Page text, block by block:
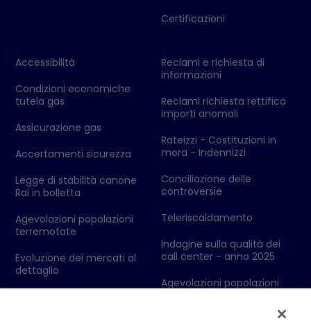
Certificazioni
Accessibilità
Condizioni economiche
tutela gas
Assicurazione gas
Accertamenti sicurezza
Legge di stabilità canone
Rai in bolletta
Agevolazioni popolazioni
terremotate
Evoluzione dei mercati al
dettaglio
Reclami e richiesta di
informazioni
Reclami richiesta rettifica
importi anomali
Rateizzi - Costituzioni in
mora - Indennizzi
Conciliazione delle
controversie
Teleriscaldamento
Indagine sulla qualità dei
call center - anno 2025
Agevolazioni popolazioni